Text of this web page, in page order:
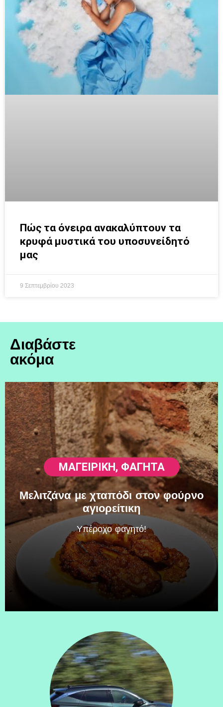
Πώς τα όνειρα ανακαλύπτουν τα
κρυφά μυστικά του υποσυνείδητό
μας
9 Σεπτεμβρίου 2023
Διαβάστε
ακόμα
ΜΑΓΕΙΡΙΚΗ, ΦΑΓΗΤΆ
Μελιτζάνα με χταπόδι στον φούρνο
αγιορείτικη
Υπέροχο φαγητό!